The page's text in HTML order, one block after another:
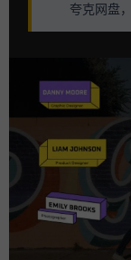
夸克网盘